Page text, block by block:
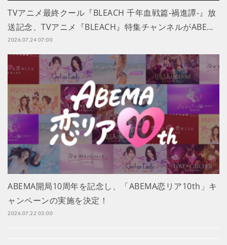
TVアニメ最終クール『BLEACH 千年血戦篇-禍進譚-』放
送記念、TVアニメ『BLEACH』特集チャンネルがABE…
2026.07.24 07:00
ABEMA開局10周年を記念し、「ABEMA恋リア10th」キ
ャンペーンの実施を決定！
2026.07.22 03:00